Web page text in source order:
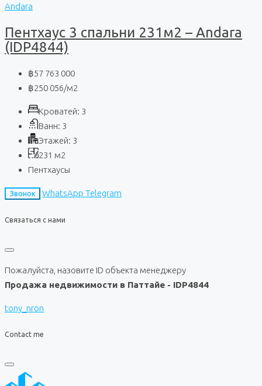
Andara
Пентхаус 3 спальни 231м2 – Andara
(IDP4844)
฿57 763 000
฿250 056/м2
Кроватей: 3
Ванн: 3
Этажей: 3
231 м2
Пентхаусы
Звонок WhatsApp Telegram
Связаться с нами
Пожалуйста, назовите ID объекта менеджеру
Продажа недвижимости в Паттайе - IDP4844
tony_nron
Contact me